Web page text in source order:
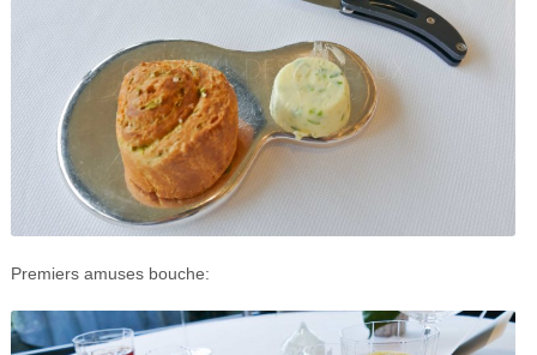
Premiers amuses bouche: